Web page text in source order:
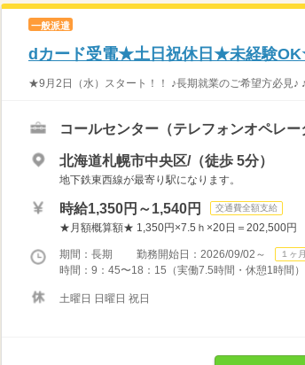
一般派遣
dカード受電★土日祝休日★未経験
★9月2日（水）スタート！！ ♪長期就業のご希望方必見♪
コールセンター（テレフォンオペレー
北海道札幌市中央区/（徒歩 5分）
地下鉄東西線が最寄り駅になります。
時給1,350円～1,540円 交通費全額支給
★月額概算額★ 1,350円×7.5ｈ×20日＝202,500
期間：長期 勤務開始日：2026/09/02～ １ヶ
時間：9：45〜18：15（実働7.5時間・休憩1時
土曜日 日曜日 祝日